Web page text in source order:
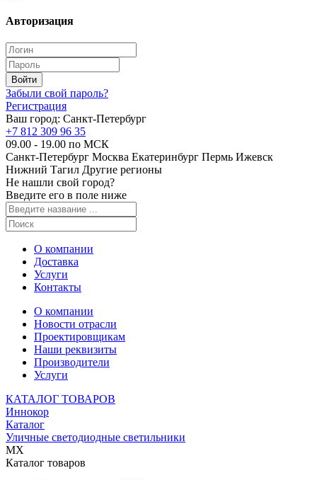
Авторизация
Забыли свой пароль?
Регистрация
Ваш город: Санкт-Петербург
+7 812 309 96 35
09.00 - 19.00 по МСК
Санкт-Петербург Москва Екатеринбург Пермь Ижевск
Нижний Тагил Другие регионы
Не нашли свой город?
Введите его в поле ниже
О компании
Доставка
Услуги
Контакты
О компании
Новости отрасли
Проектировщикам
Наши реквизиты
Производители
Услуги
КАТАЛОГ ТОВАРОВ
Иннокор
Каталог
Уличные светодиодные светильники
MX
Каталог товаров